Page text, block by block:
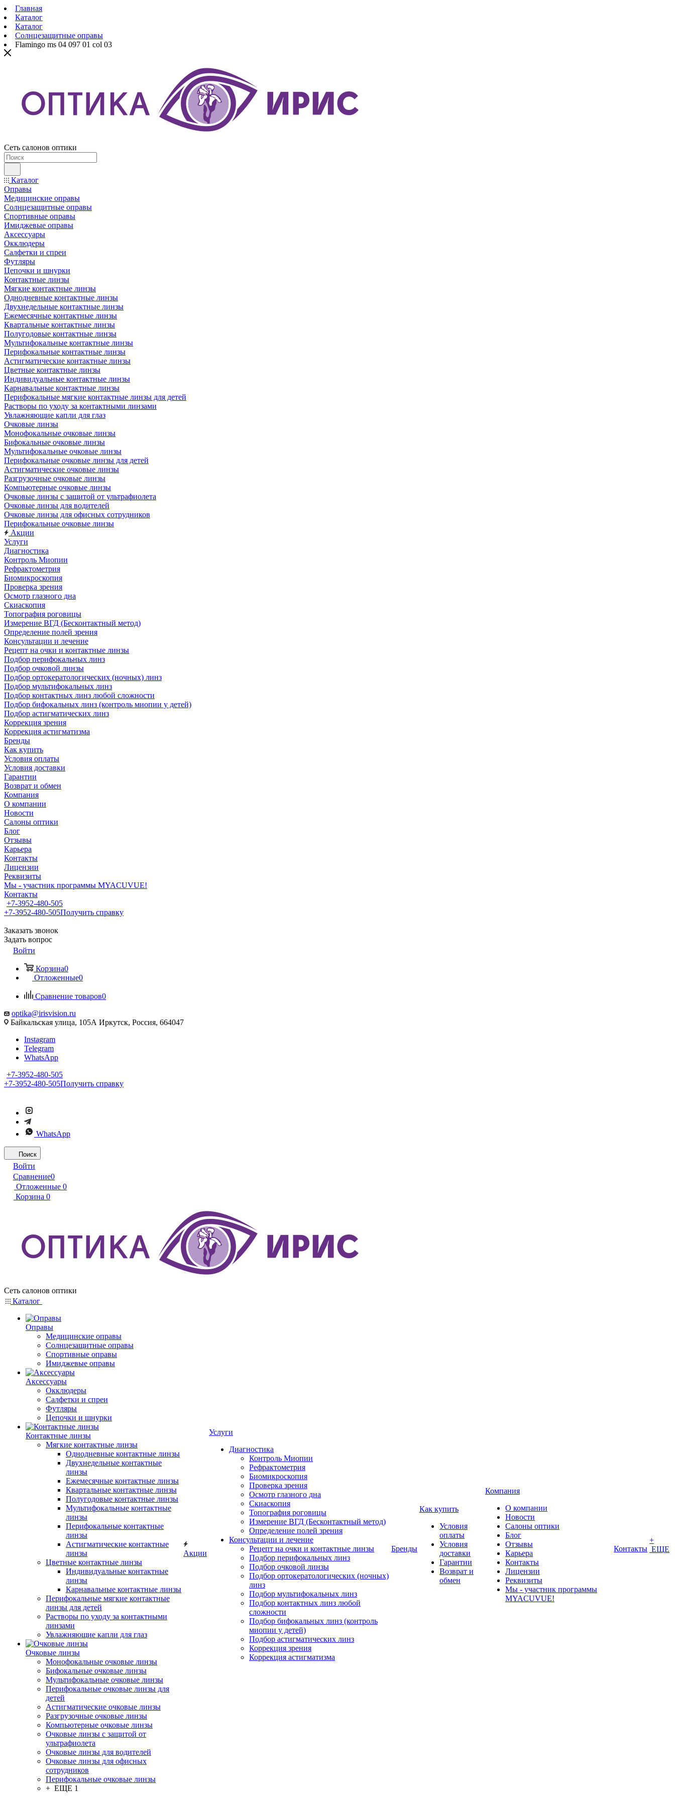
Главная
Каталог
Каталог
Солнцезащитные оправы
Flamingo ms 04 097 01 col 03
Сеть салонов оптики
Каталог
Оправы
Медицинские оправы
Солнцезащитные оправы
Спортивные оправы
Имиджевые оправы
Аксессуары
Окклюдеры
Салфетки и спреи
Футляры
Цепочки и шнурки
Контактные линзы
Мягкие контактные линзы
Однодневные контактные линзы
Двухнедельные контактные линзы
Ежемесячные контактные линзы
Квартальные контактные линзы
Полугодовые контактные линзы
Мультифокальные контактные линзы
Перифокальные контактные линзы
Астигматические контактные линзы
Цветные контактные линзы
Индивидуальные контактные линзы
Карнавальные контактные линзы
Перифокальные мягкие контактные линзы для детей
Растворы по уходу за контактными линзами
Увлажняющие капли для глаз
Очковые линзы
Монофокальные очковые линзы
Бифокальные очковые линзы
Мультифокальные очковые линзы
Перифокальные очковые линзы для детей
Астигматические очковые линзы
Разгрузочные очковые линзы
Компьютерные очковые линзы
Очковые линзы с защитой от ультрафиолета
Очковые линзы для водителей
Очковые линзы для офисных сотрудников
Перифокальные очковые линзы
Акции
Услуги
Диагностика
Контроль Миопии
Рефрактометрия
Биомикроскопия
Проверка зрения
Осмотр глазного дна
Скиаскопия
Топография роговицы
Измерение ВГД (Бесконтактный метод)
Определение полей зрения
Консультации и лечение
Рецепт на очки и контактные линзы
Подбор перифокальных линз
Подбор очковой линзы
Подбор ортокератологических (ночных) линз
Подбор мультифокальных линз
Подбор контактных линз любой сложности
Подбор бифокальных линз (контроль миопии у детей)
Подбор астигматических линз
Коррекция зрения
Коррекция астигматизма
Бренды
Как купить
Условия оплаты
Условия доставки
Гарантии
Возврат и обмен
Компания
О компании
Новости
Салоны оптики
Блог
Отзывы
Карьера
Контакты
Лицензии
Реквизиты
Мы - участник программы MYACUVUE!
Контакты
+7-3952-480-505
+7-3952-480-505Получить справку
Заказать звонок
Задать вопрос
Войти
Корзина0
Отложенные0
Сравнение товаров0
optika@irisvision.ru
Байкальская улица, 105А Иркутск, Россия, 664047
Instagram
Telegram
WhatsApp
+7-3952-480-505
+7-3952-480-505Получить справку
WhatsApp
Поиск
Войти
Сравнение0
Отложенные 0
Корзина 0
Сеть салонов оптики
Каталог
Оправы
Медицинские оправы
Солнцезащитные оправы
Спортивные оправы
Имиджевые оправы
Аксессуары
Окклюдеры
Салфетки и спреи
Футляры
Цепочки и шнурки
Контактные линзы
Мягкие контактные линзы
Однодневные контактные линзы
Двухнедельные контактные
линзы
Ежемесячные контактные линзы
Квартальные контактные линзы
Полугодовые контактные линзы
Мультифокальные контактные
линзы
Перифокальные контактные
линзы
Астигматические контактные
линзы
Цветные контактные линзы
Индивидуальные контактные
линзы
Карнавальные контактные линзы
Перифокальные мягкие контактные
линзы для детей
Растворы по уходу за контактными
линзами
Увлажняющие капли для глаз
Очковые линзы
Монофокальные очковые линзы
Бифокальные очковые линзы
Мультифокальные очковые линзы
Перифокальные очковые линзы для
детей
Астигматические очковые линзы
Разгрузочные очковые линзы
Компьютерные очковые линзы
Очковые линзы с защитой от
ультрафиолета
Очковые линзы для водителей
Очковые линзы для офисных
сотрудников
Перифокальные очковые линзы
+ ЕЩЕ 1
Акции
Услуги
Диагностика
Контроль Миопии
Рефрактометрия
Биомикроскопия
Проверка зрения
Осмотр глазного дна
Скиаскопия
Топография роговицы
Измерение ВГД (Бесконтактный метод)
Определение полей зрения
Консультации и лечение
Рецепт на очки и контактные линзы
Подбор перифокальных линз
Подбор очковой линзы
Подбор ортокератологических (ночных)
линз
Подбор мультифокальных линз
Подбор контактных линз любой
сложности
Подбор бифокальных линз (контроль
миопии у детей)
Подбор астигматических линз
Коррекция зрения
Коррекция астигматизма
Бренды
Как купить
Условия
оплаты
Условия
доставки
Гарантии
Возврат и
обмен
Компания
О компании
Новости
Салоны оптики
Блог
Отзывы
Карьера
Контакты
Лицензии
Реквизиты
Мы - участник программы
MYACUVUE!
Контакты
+
ЕЩЕ